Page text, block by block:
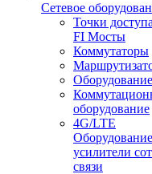
Сетевое
Точки
FI Мосты
Коммутаторы
оборудование
4G/LTE
усилители
связи